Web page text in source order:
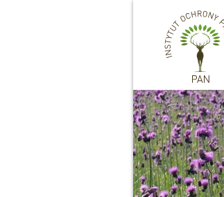
Przejdź do głównej treści